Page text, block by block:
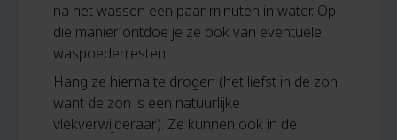
na het wassen een paar minuten in water. Op
die manier ontdoe je ze ook van eventuele
waspoederresten.
Hang ze hierna te drogen (het liefst in de zon
want de zon is een natuurlijke
vlekverwijderaar). Ze kunnen ook in de